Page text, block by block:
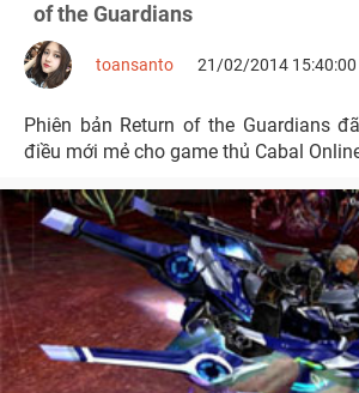
of the Guardians
toansanto 21/02/2014 15:40:00
Phiên bản Return of the Guardians
điều mới mẻ cho game thủ Cabal